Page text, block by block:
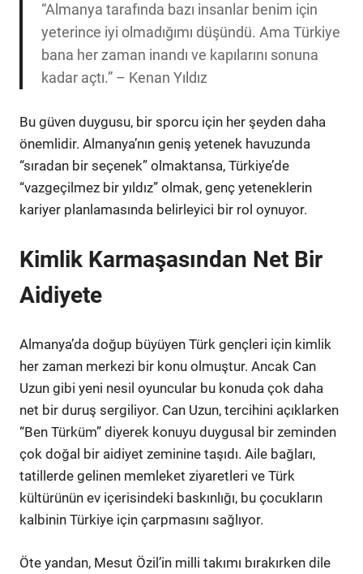
“Almanya tarafında bazı insanlar benim için
yeterince iyi olmadığımı düşündü. Ama Türkiye
bana her zaman inandı ve kapılarını sonuna
kadar açtı.” – Kenan Yıldız
Bu güven duygusu, bir sporcu için her şeyden daha
önemlidir. Almanya’nın geniş yetenek havuzunda
“sıradan bir seçenek” olmaktansa, Türkiye’de
“vazgeçilmez bir yıldız” olmak, genç yeteneklerin
kariyer planlamasında belirleyici bir rol oynuyor.
Kimlik Karmaşasından Net Bir
Aidiyete
Almanya’da doğup büyüyen Türk gençleri için kimlik
her zaman merkezi bir konu olmuştur. Ancak Can
Uzun gibi yeni nesil oyuncular bu konuda çok daha
net bir duruş sergiliyor. Can Uzun, tercihini açıklarken
“Ben Türküm” diyerek konuyu duygusal bir zeminden
çok doğal bir aidiyet zeminine taşıdı. Aile bağları,
tatillerde gelinen memleket ziyaretleri ve Türk
kültürünün ev içerisindeki baskınlığı, bu çocukların
kalbinin Türkiye için çarpmasını sağlıyor.
Öte yandan, Mesut Özil’in milli takımı bırakırken dile